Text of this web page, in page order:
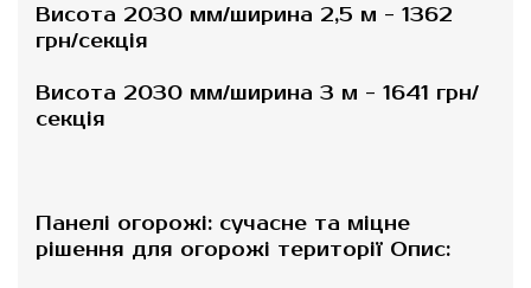
Висота 2030 мм/ширина 2,5 м - 1362
грн/секція
Висота 2030 мм/ширина 3 м - 1641 грн/
секція
Панелі огорожі: сучасне та міцне
рішення для огорожі території Опис: